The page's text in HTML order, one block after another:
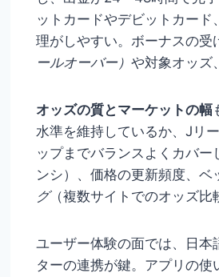
ットカードやデビットカー
理がしやすい。ボーナスの受
ールオーバー） や対象オッズ
オッズの質とマーケットの幅
水準を維持しているか、Jリ
ップまでバランスよくカバ
ンシ）、価格の更新頻度、ベ
グ（複数サイトでのオッズ比
ユーザー体験の面では、日
ターの連携が鍵。アプリの